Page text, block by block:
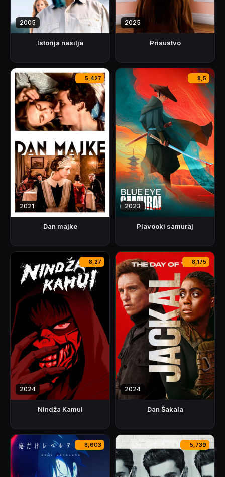
2005
Istorija nasilja
2025
Prisustvo
5,427
2021
Dan majke
8,5
2023
Plavooki samuraj
8,27
2024
Nindža Kamui
8,175
2024
Dan Šakala
8,603 5,739